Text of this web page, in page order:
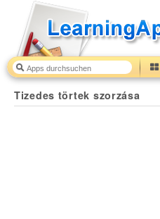
Tizedes törtek szorzása
Tizedes törtek szorzása